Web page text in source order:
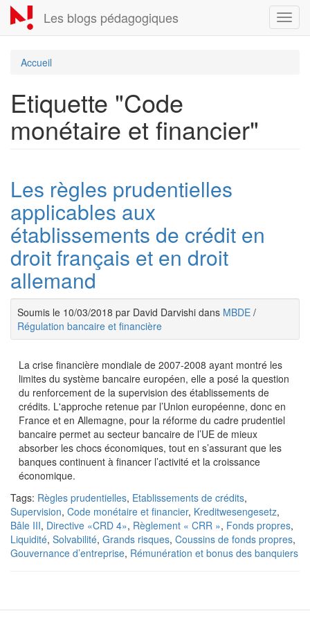
Aller
au
contenu
Les blogs pédagogiques
Accueil
Etiquette "Code
monétaire et financier"
Les règles prudentielles
applicables aux
établissements de crédit en
droit français et en droit
allemand
Soumis le 10/03/2018 par David Darvishi dans MBDE /
Régulation bancaire et financière
La crise financière mondiale de 2007-2008 ayant montré les
limites du système bancaire européen, elle a posé la question
du renforcement de la supervision des établissements de
crédits. L'approche retenue par l’Union européenne, donc en
France et en Allemagne, pour la réforme du cadre prudentiel
bancaire permet au secteur bancaire de l’UE de mieux
absorber les chocs économiques, tout en s’assurant que les
banques continuent à financer l’activité et la croissance
économique.
Tags: Règles prudentielles, Etablissements de crédits,
Supervision, Code monétaire et financier, Kreditwesengesetz,
Bâle III, Directive «CRD 4», Règlement « CRR », Fonds propres,
Liquidité, Solvabilité, Grands risques, Coussins de fonds propres,
Gouvernance d’entreprise, Rémunération et bonus des banquiers